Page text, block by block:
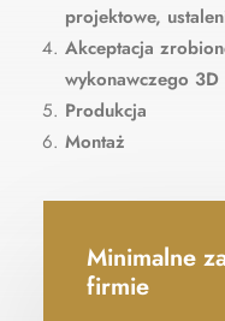
projektowe,
Akceptacja
wykonawczego 3D
Produkcja
Montaż
Minimalne
firmie